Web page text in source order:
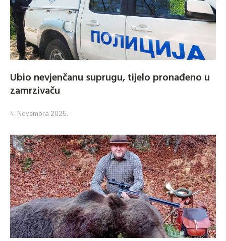
Ubio nevjenčanu suprugu, tijelo pronađeno u
zamrzivaču
4. Novembra 2025.